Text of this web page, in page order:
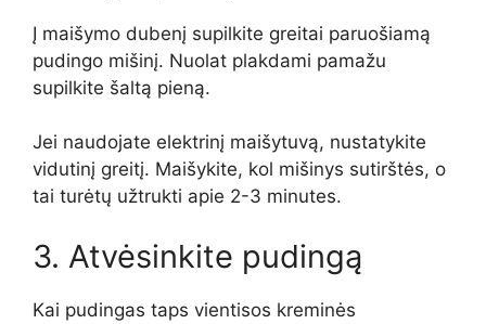
Į maišymo dubenį supilkite greitai paruošiamą
pudingo mišinį. Nuolat plakdami pamažu
supilkite šaltą pieną.
Jei naudojate elektrinį maišytuvą, nustatykite
vidutinį greitį. Maišykite, kol mišinys sutirštės, o
tai turėtų užtrukti apie 2-3 minutes.
3. Atvėsinkite pudingą
Kai pudingas taps vientisos kreminės